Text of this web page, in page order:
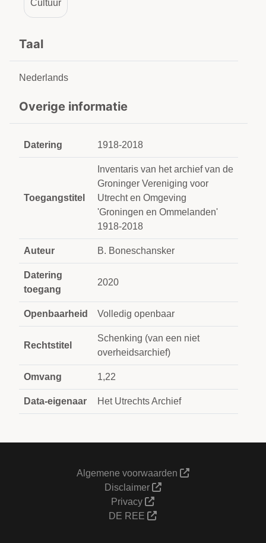
Cultuur
Taal
Nederlands
Overige informatie
Datering 1918-2018
Toegangstitel
Inventaris van het archief van de
Groninger Vereniging voor
Utrecht en Omgeving
'Groningen en Ommelanden'
1918-2018
Auteur B. Boneschansker
Datering
toegang
2020
Openbaarheid Volledig openbaar
Rechtstitel
Schenking (van een niet
overheidsarchief)
Omvang 1,22
Data-eigenaar Het Utrechts Archief
Algemene voorwaarden
Disclaimer
Privacy
DE REE